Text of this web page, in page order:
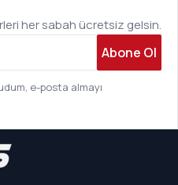
her sabah ücretsiz gelsin.
Abone Ol
e-posta almayı